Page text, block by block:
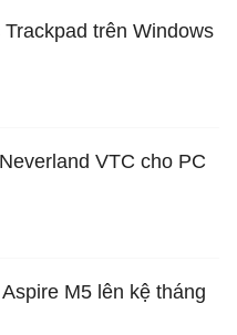
trên Windows
VTC cho PC
M5 lên kệ tháng